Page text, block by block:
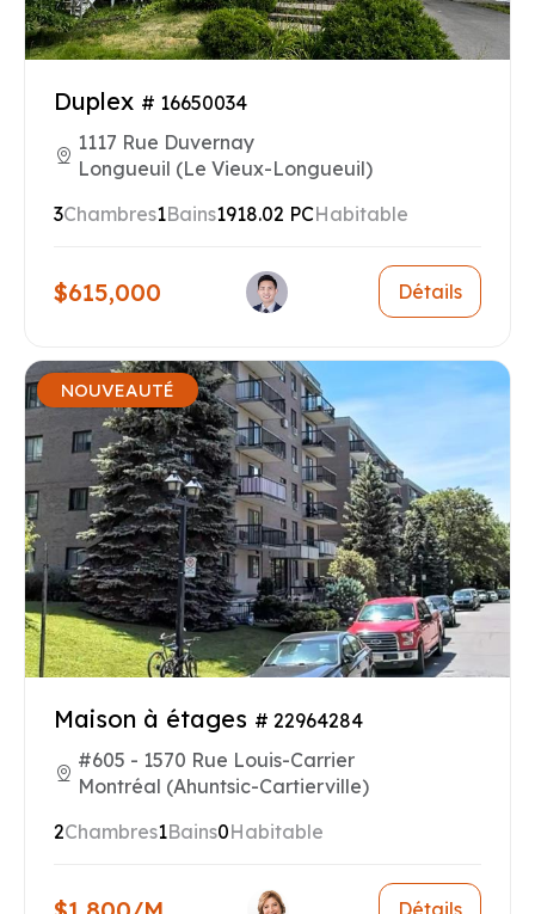
Duplex # 16650034
1117 Rue Duvernay
Longueuil (Le Vieux-Longueuil)
3Chambres1Bains1918.02 PCHabitable
$615,000 Détails
NOUVEAUTÉ
Maison à étages # 22964284
#605 - 1570 Rue Louis-Carrier
Montréal (Ahuntsic-Cartierville)
2Chambres1Bains0Habitable
Détails